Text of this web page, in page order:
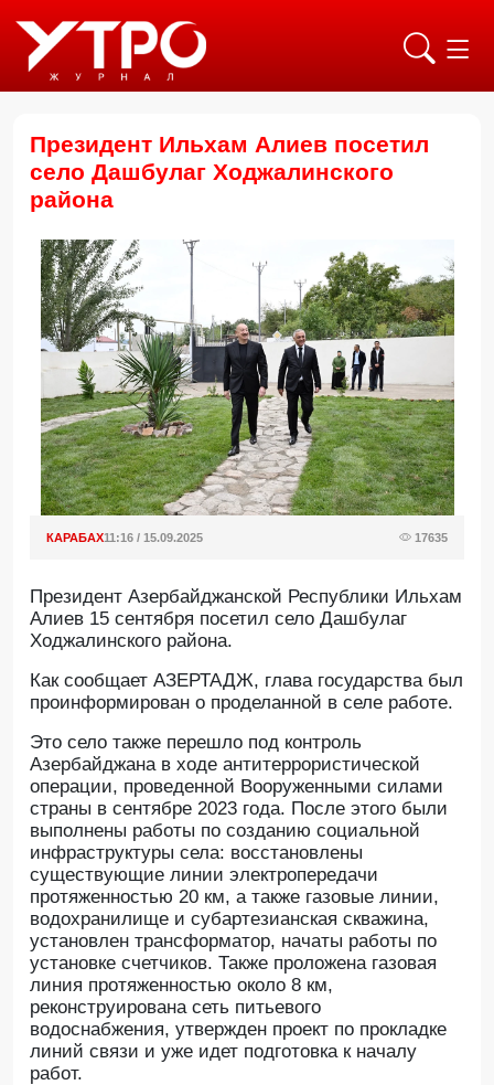
Президент Ильхам Алиев посетил
село Дашбулаг Ходжалинского
района
КАРАБАХ11:16 / 15.09.2025 17635
Президент Азербайджанской Республики Ильхам
Алиев 15 сентября посетил село Дашбулаг
Ходжалинского района.
Как сообщает АЗЕРТАДЖ, глава государства был
проинформирован о проделанной в селе работе.
Это село также перешло под контроль
Азербайджана в ходе антитеррористической
операции, проведенной Вооруженными силами
страны в сентябре 2023 года. После этого были
выполнены работы по созданию социальной
инфраструктуры села: восстановлены
существующие линии электропередачи
протяженностью 20 км, а также газовые линии,
водохранилище и субартезианская скважина,
установлен трансформатор, начаты работы по
установке счетчиков. Также проложена газовая
линия протяженностью около 8 км,
реконструирована сеть питьевого
водоснабжения, утвержден проект по прокладке
линий связи и уже идет подготовка к началу
работ.